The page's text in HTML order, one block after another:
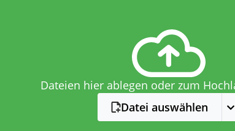
Dateien hier ablegen oder zum
Datei auswählen